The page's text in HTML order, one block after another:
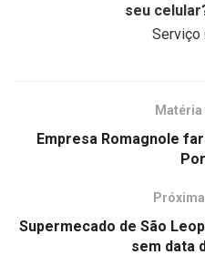
seu
Serviço
Empresa Romagnole
Supermecado de São
sem data